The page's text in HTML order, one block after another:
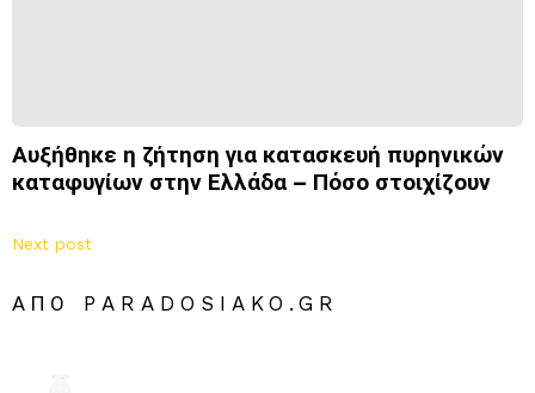
Αυξήθηκε η ζήτηση για κατασκευή πυρηνικών
καταφυγίων στην Ελλάδα – Πόσο στοιχίζουν
Next post
ΑΠΌ PARADOSIAKO.GR